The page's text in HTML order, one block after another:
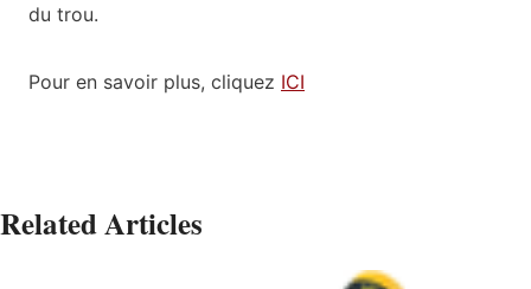
du trou.
Pour en savoir plus, cliquez ICI
Related Articles